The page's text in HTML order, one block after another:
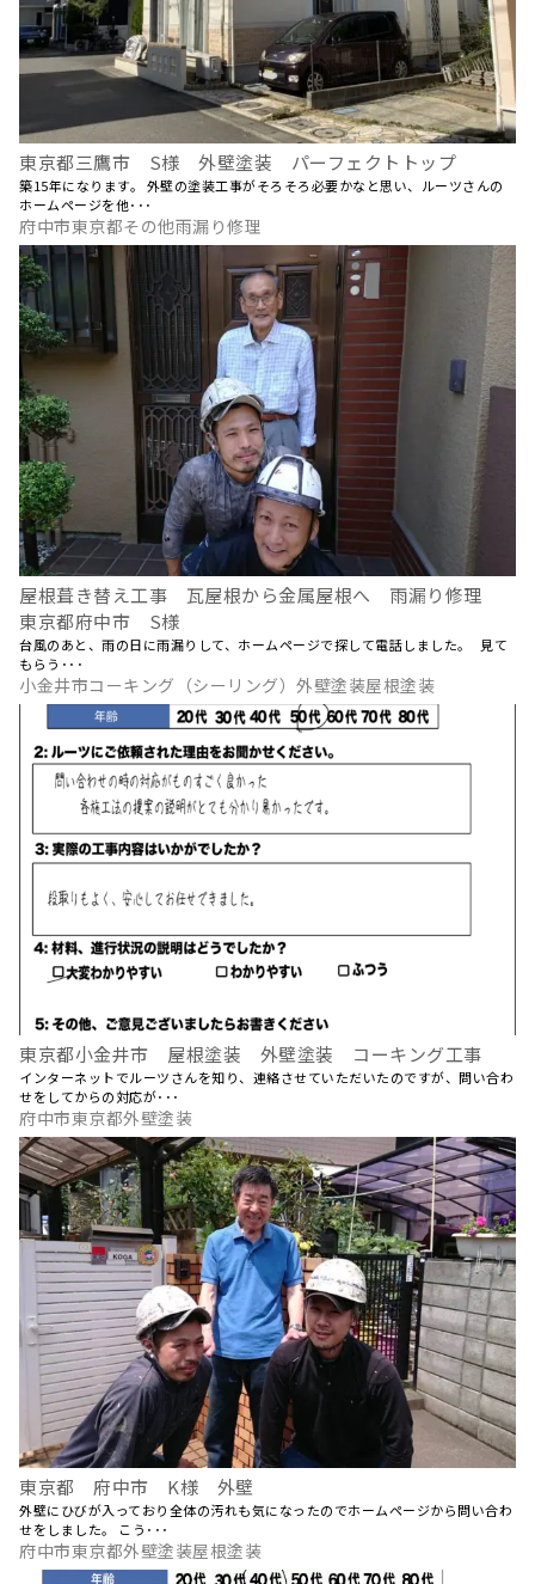
東京都三鷹市 S様 外壁塗装 パーフェクトトップ
築15年になります。 外壁の塗装工事がそろそろ必要かなと思い、ルーツさんの
ホームページを他･･･
府中市東京都その他雨漏り修理
屋根葺き替え工事 瓦屋根から金属屋根へ 雨漏り修理
東京都府中市 S様
台風のあと、雨の日に雨漏りして、ホームページで探して電話しました。 見て
もらう･･･
小金井市コーキング（シーリング）外壁塗装屋根塗装
東京都小金井市 屋根塗装 外壁塗装 コーキング工事
インターネットでルーツさんを知り、連絡させていただいたのですが、問い合わ
せをしてからの対応が･･･
府中市東京都外壁塗装
東京都 府中市 K様 外壁
外壁にひびが入っており全体の汚れも気になったのでホームページから問い合わ
せをしました。 こう･･･
府中市東京都外壁塗装屋根塗装